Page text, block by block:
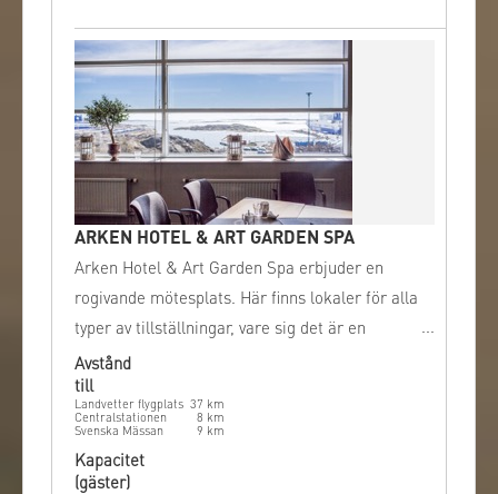
ARKEN HOTEL & ART GARDEN SPA
Arken Hotel & Art Garden Spa erbjuder en
rogivande mötesplats. Här finns lokaler för alla
typer av tillställningar, vare sig det är en
konferens, mässa eller fest.
Avstånd
till
Landvetter flygplats 37 km
Centralstationen
8 km
Svenska Mässan
9 km
Kapacitet
(gäster)